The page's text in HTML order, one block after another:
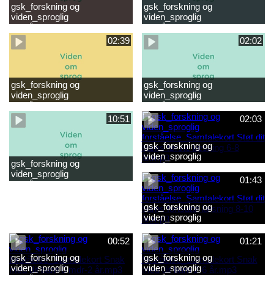
gsk_forskning og
viden_sproglig
forståelse_Støt dit barns
fortsatte læsning 8-10 år.mp4
gsk_forskning og
viden_sproglig
forståelse_Snak med dit barn
6 mdr-2 år.mp4
02:39
gsk_forskning og
viden_sproglig
forståelse_Snak med dit barn
2-6 år.mp4
02:02
gsk_forskning og
viden_sproglig
forståelse_Snak med din
baby 0-6 mdr.mp4
10:51
gsk_forskning og
viden_sproglig
forståelse_Barnets sproglige
02:03
gsk_forskning og
viden_sproglig
forståelse_Samtalekort Støt
dit barns første læsning 6-8
år.mp3
01:43
gsk_forskning og
viden_sproglig
forståelse_Samtalekort Støt
dit barns fortsatte læsning 8-
10 år.mp3
00:52
gsk_forskning og
viden_sproglig
forståelse_Samtalekort Snak
01:21
gsk_forskning og
viden_sproglig
forståelse_Samtalekort Snak